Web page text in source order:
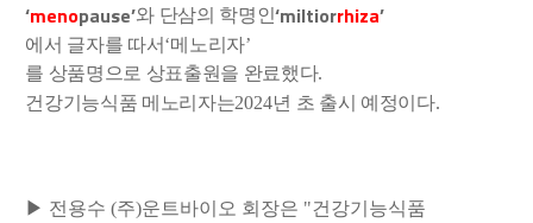
‘menopause’와 단삼의 학명인‘miltiorrhiza’
에서 글자를 따서‘메노리자’
를 상품명으로 상표출원을 완료했다.
건강기능식품 메노리자는2024년 초 출시 예정이다.
▶ 전용수 (주)운트바이오 회장은 "건강기능식품